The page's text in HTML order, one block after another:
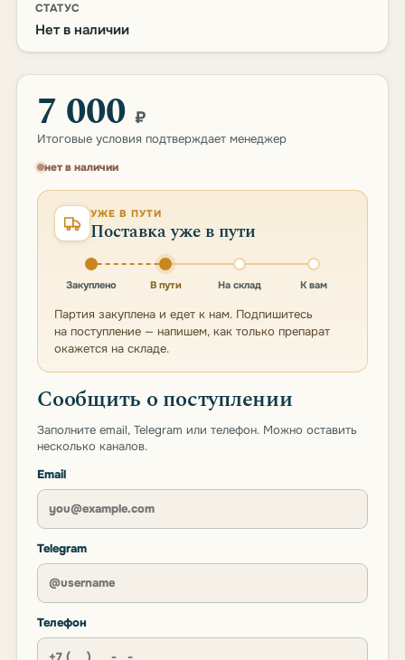
СТАТУС
Нет в наличии
7 000 ₽
Итоговые условия подтверждает менеджер
нет в наличии
УЖЕ В ПУТИ
Поставка уже в пути
Закуплено В пути На склад К вам
Партия закуплена и едет к нам. Подпишитесь
на поступление — напишем, как только препарат
окажется на складе.
Сообщить о поступлении
Заполните email, Telegram или телефон. Можно оставить
несколько каналов.
Email
Telegram
Телефон